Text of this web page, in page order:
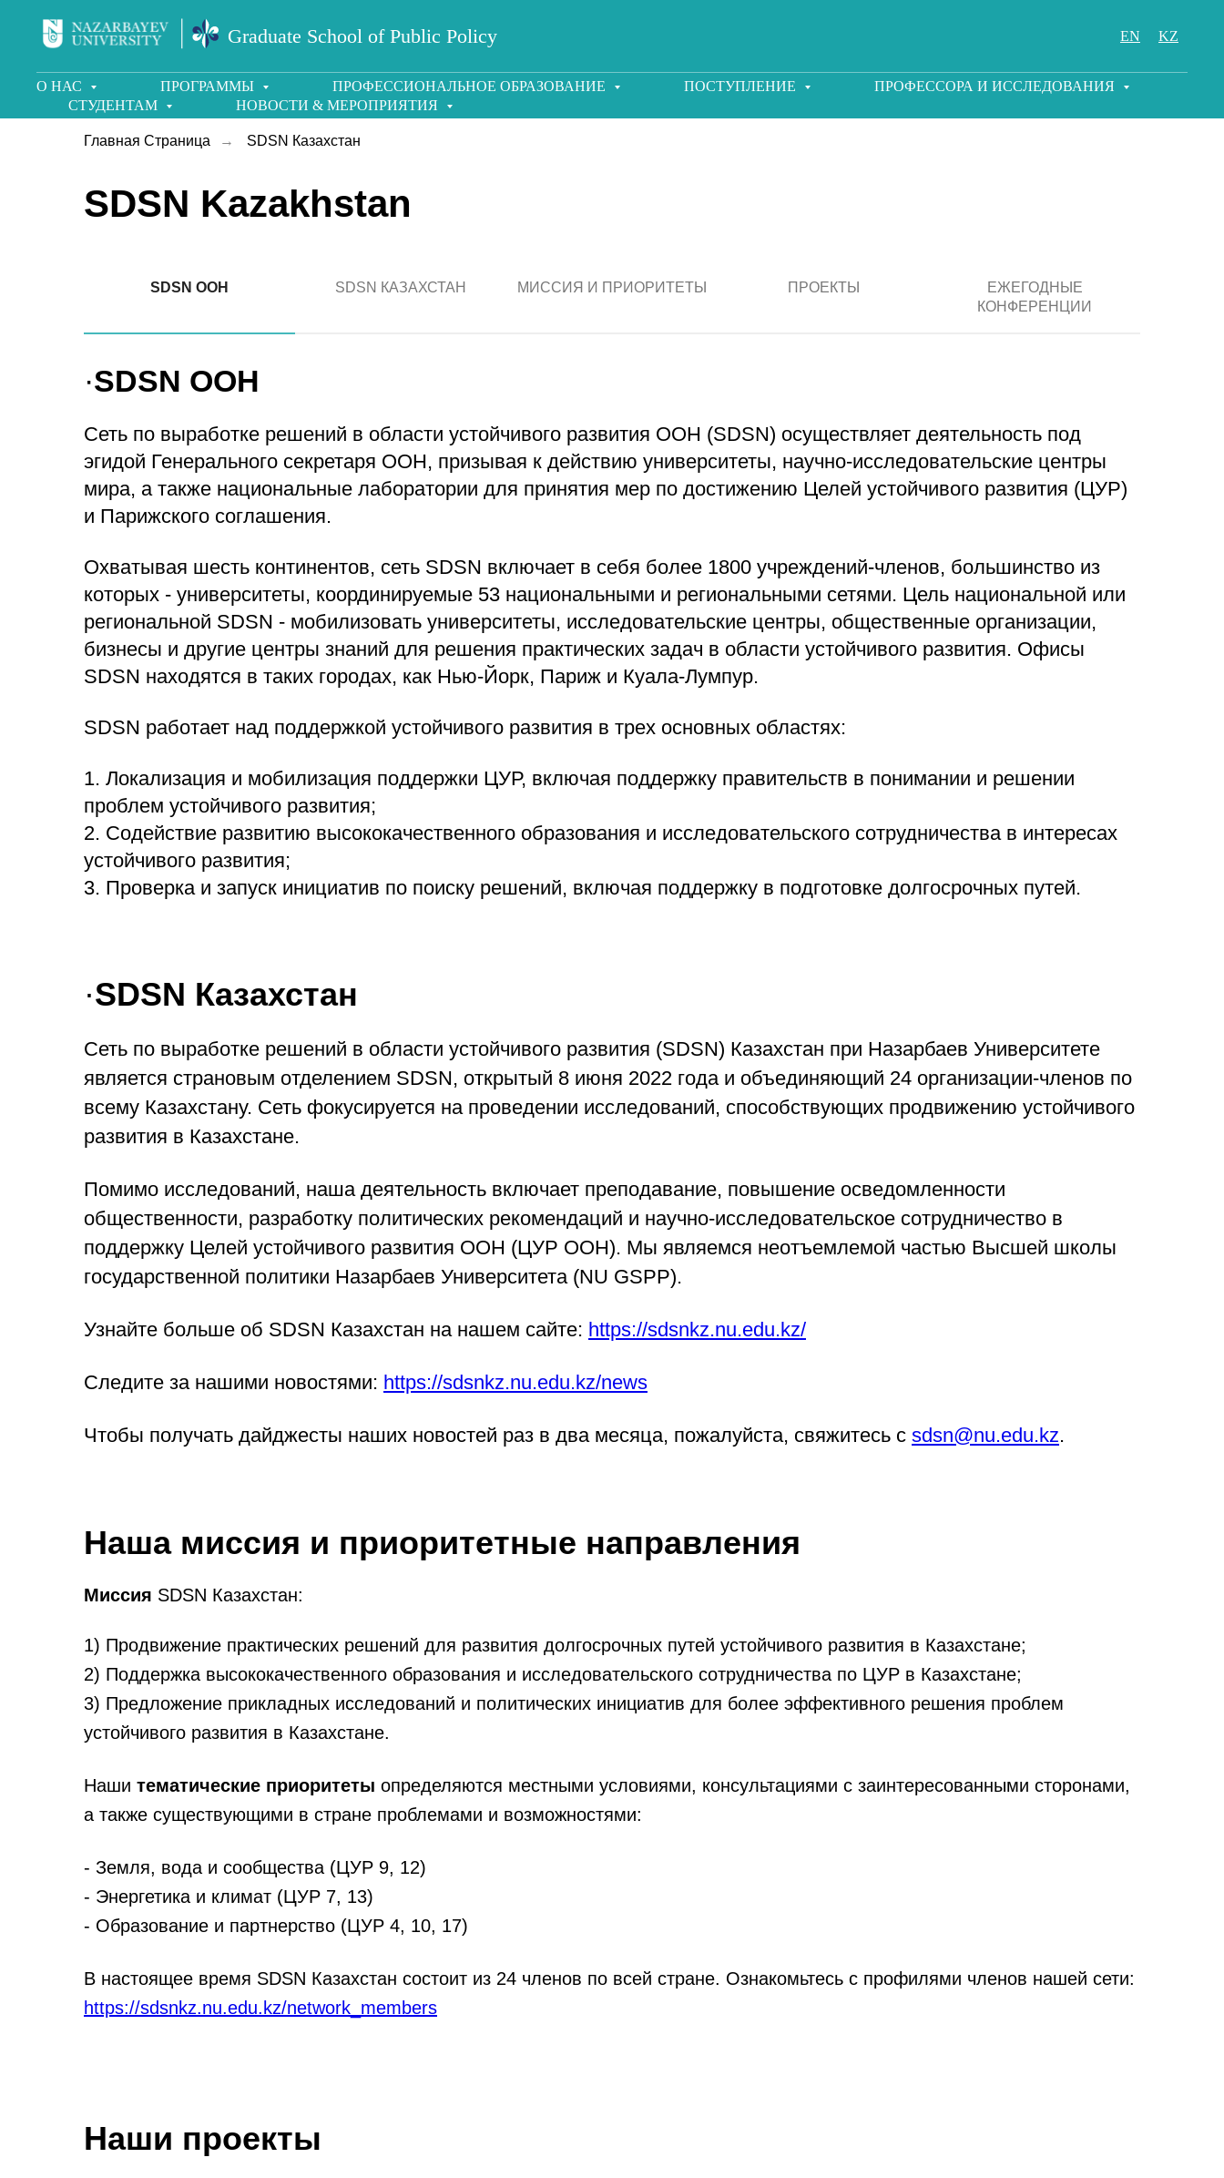
Graduate School of Public Policy EN KZ
О НАС ПРОГРАММЫ ПРОФЕССИОНАЛЬНОЕ ОБРАЗОВАНИЕ ПОСТУПЛЕНИЕ
ПРОФЕССОРА И ИССЛЕДОВАНИЯ
СТУДЕНТАМ
НОВОСТИ & МЕРОПРИЯТИЯ
Главная Страница → SDSN Казахстан
SDSN Kazakhstan
SDSN ООН SDSN КАЗАХСТАН МИССИЯ И ПРИОРИТЕТЫ ПРОЕКТЫ
ЕЖЕГОДНЫЕ
КОНФЕРЕНЦИИ
·SDSN ООН
Сеть по выработке решений в области устойчивого развития ООН (SDSN) осуществляет деятельность под
эгидой Генерального секретаря ООН, призывая к действию университеты, научно-исследовательские центры
мира, а также национальные лаборатории для принятия мер по достижению Целей устойчивого развития (ЦУР)
и Парижского соглашения.
Охватывая шесть континентов, сеть SDSN включает в себя более 1800 учреждений-членов, большинство из
которых - университеты, координируемые 53 национальными и региональными сетями. Цель национальной или
региональной SDSN - мобилизовать университеты, исследовательские центры, общественные организации,
бизнесы и другие центры знаний для решения практических задач в области устойчивого развития. Офисы
SDSN находятся в таких городах, как Нью-Йорк, Париж и Куала-Лумпур.
SDSN работает над поддержкой устойчивого развития в трех основных областях:
1. Локализация и мобилизация поддержки ЦУР, включая поддержку правительств в понимании и решении
проблем устойчивого развития;
2. Содействие развитию высококачественного образования и исследовательского сотрудничества в интересах
устойчивого развития;
3. Проверка и запуск инициатив по поиску решений, включая поддержку в подготовке долгосрочных путей.
·SDSN Казахстан
Сеть по выработке решений в области устойчивого развития (SDSN) Казахстан при Назарбаев Университете
является страновым отделением SDSN, открытый 8 июня 2022 года и объединяющий 24 организации-членов по
всему Казахстану. Сеть фокусируется на проведении исследований, способствующих продвижению устойчивого
развития в Казахстане.
Помимо исследований, наша деятельность включает преподавание, повышение осведомленности
общественности, разработку политических рекомендаций и научно-исследовательское сотрудничество в
поддержку Целей устойчивого развития ООН (ЦУР ООН). Мы являемся неотъемлемой частью Высшей школы
государственной политики Назарбаев Университета (NU GSPP).
Узнайте больше об SDSN Казахстан на нашем сайте: https://sdsnkz.nu.edu.kz/
Следите за нашими новостями: https://sdsnkz.nu.edu.kz/news
Чтобы получать дайджесты наших новостей раз в два месяца, пожалуйста, свяжитесь с sdsn@nu.edu.kz.
Наша миссия и приоритетные направления
Миссия SDSN Казахстан:
1) Продвижение практических решений для развития долгосрочных путей устойчивого развития в Казахстане;
2) Поддержка высококачественного образования и исследовательского сотрудничества по ЦУР в Казахстане;
3) Предложение прикладных исследований и политических инициатив для более эффективного решения проблем
устойчивого развития в Казахстане.
Наши тематические приоритеты определяются местными условиями, консультациями с заинтересованными сторонами,
а также существующими в стране проблемами и возможностями:
- Земля, вода и сообщества (ЦУР 9, 12)
- Энергетика и климат (ЦУР 7, 13)
- Образование и партнерство (ЦУР 4, 10, 17)
В настоящее время SDSN Казахстан состоит из 24 членов по всей стране. Ознакомьтесь с профилями членов нашей сети:
https://sdsnkz.nu.edu.kz/network_members
Наши проекты